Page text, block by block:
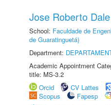
Jose Roberto
School: Faculdade de
de Guaratinguetá)
Department:
Academic Appointment
title: MS-3.2
Orcid
CV Lattes
Scopus
Fapesp